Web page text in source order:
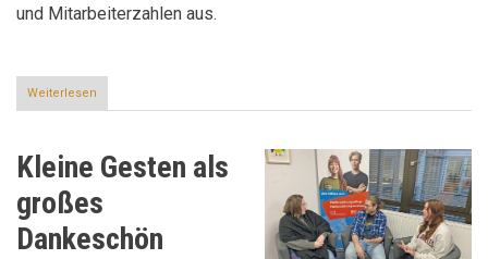
und Mitarbeiterzahlen aus.
Weiterlesen
Man
die
zugehen
Kleine Gesten als
großes
Dankeschön